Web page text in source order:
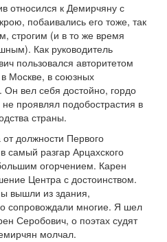
относился к Демирчяну с
побаивались его тоже, так
строгим (и в то же время
Как руководитель
пользовался авторитетом
Москве, в союзных
Он вел себя достойно, гордо
проявлял подобострастия в
страны.
должности Первого
самый разгар Арцахского
огорчением. Карен
Центра с достоинством.
вышли из здания,
сопровождали многие. Я шел
Серобович, о поэтах судят
молчал.